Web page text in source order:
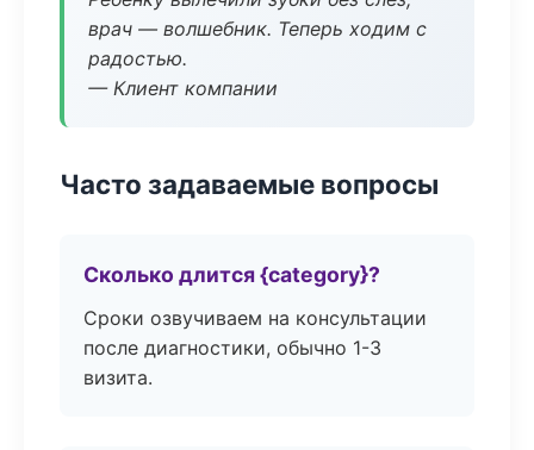
врач — волшебник. Теперь ходим с
радостью.
— Клиент компании
Часто задаваемые вопросы
Сколько длится {category}?
Сроки озвучиваем на консультации
после диагностики, обычно 1-3
визита.